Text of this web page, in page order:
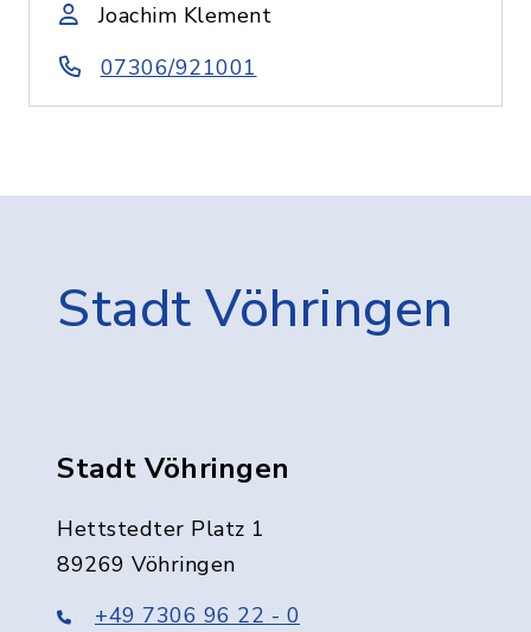
Joachim Klement
07306/921001
Stadt Vöhringen
Stadt Vöhringen
Hettstedter Platz 1
89269 Vöhringen
+49 7306 96 22 - 0